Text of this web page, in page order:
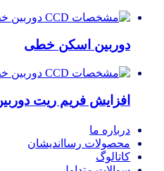
دوربین اسکن خطی
افزایش فریم ریت
درباره ما
محصولات رسااندیشان
کاتالوگ